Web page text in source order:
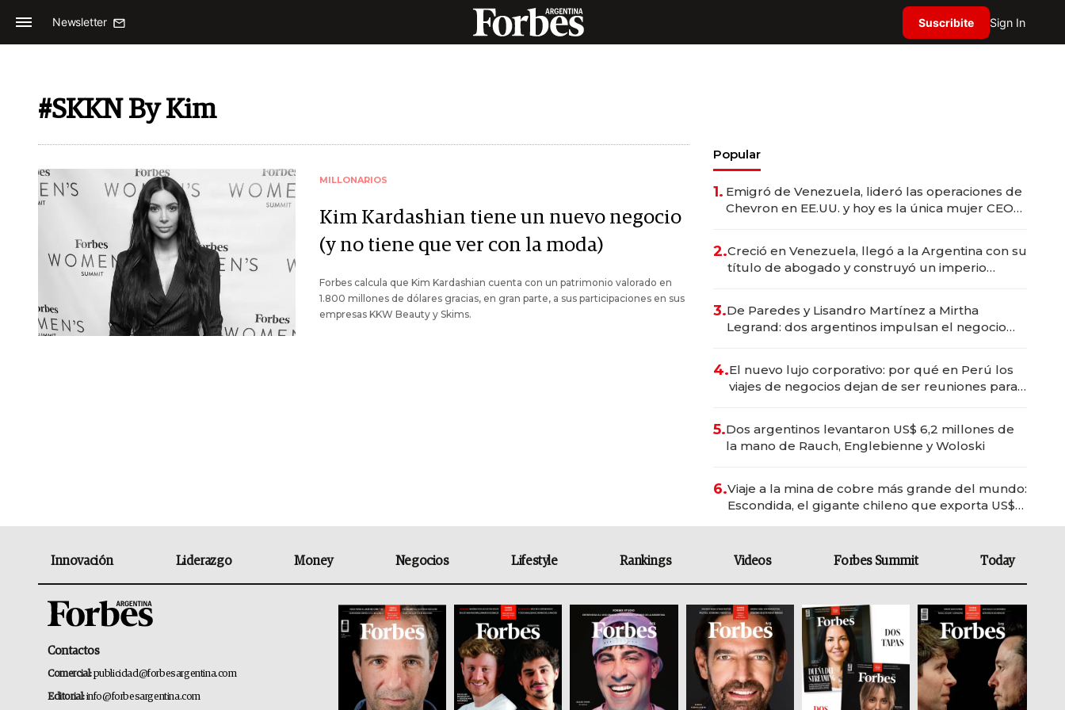
Newsletter Suscribite Sign In
#SKKN By Kim
MILLONARIOS
Kim Kardashian tiene un nuevo negocio
(y no tiene que ver con la moda)
Forbes calcula que Kim Kardashian cuenta con un patrimonio valorado en
1.800 millones de dólares gracias, en gran parte, a sus participaciones en sus
empresas KKW Beauty y Skims.
Popular
1. Emigró de Venezuela, lideró las operaciones de
Chevron en EE.UU. y hoy es la única mujer CEO
2.Creció en Venezuela, llegó a la Argentina con su
título de abogado y construyó un imperio
3.De Paredes y Lisandro Martínez a Mirtha
Legrand: dos argentinos impulsan el negocio
4.El nuevo lujo corporativo: por qué en Perú los
viajes de negocios dejan de ser reuniones para
5.Dos argentinos levantaron US$ 6,2 millones de
la mano de Rauch, Englebienne y Woloski
6.Viaje a la mina de cobre más grande del mundo:
Escondida, el gigante chileno que exporta US$
Innovación Liderazgo Money Negocios Lifestyle Rankings Videos Forbes Summit Today
Contactos
Comercial:publicidad@forbesargentina.com
Editorial:info@forbesargentina.com